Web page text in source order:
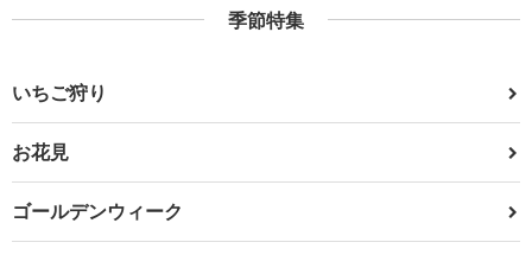
季節特集
いちご狩り
お花見
ゴールデンウィーク